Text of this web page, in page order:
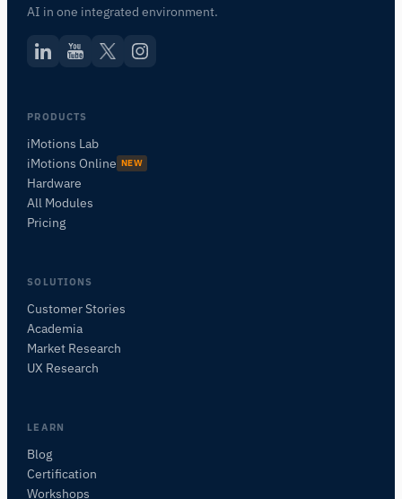
AI in one integrated environment.
PRODUCTS
iMotions Lab
iMotions Online NEW
Hardware
All Modules
Pricing
SOLUTIONS
Customer Stories
Academia
Market Research
UX Research
LEARN
Blog
Certification
Workshops
研究方法、製品、センサー、SDK、リソースに
この記事について質問